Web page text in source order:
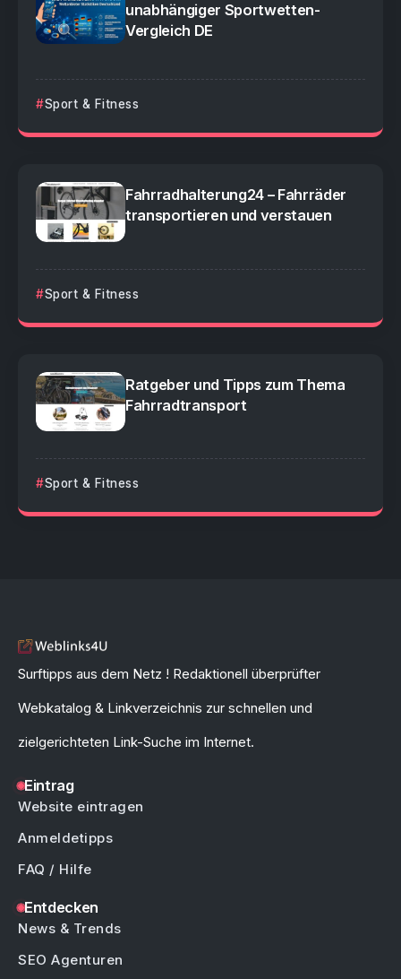
unabhängiger Sportwetten-
Vergleich DE
Sport & Fitness
Fahrradhalterung24 – Fahrräder
transportieren und verstauen
Sport & Fitness
Ratgeber und Tipps zum Thema
Fahrradtransport
Sport & Fitness
Surftipps aus dem Netz ! Redaktionell überprüfter
Webkatalog & Linkverzeichnis zur schnellen und
zielgerichteten Link-Suche im Internet.
Eintrag
Website eintragen
Anmeldetipps
FAQ / Hilfe
Entdecken
News & Trends
SEO Agenturen